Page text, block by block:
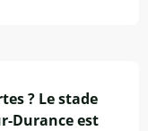
? Le stade
Durance est